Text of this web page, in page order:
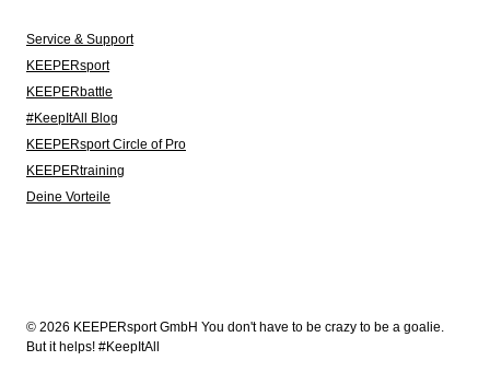
Service & Support
KEEPERsport
KEEPERbattle
#KeepItAll Blog
KEEPERsport Circle of Pro
KEEPERtraining
Deine Vorteile
© 2026 KEEPERsport GmbH You don't have to be crazy to be a goalie.
But it helps! #KeepItAll